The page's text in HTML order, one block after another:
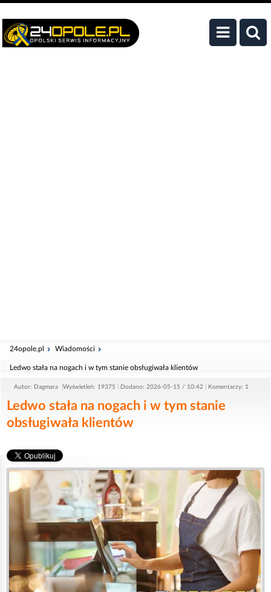
24opole.pl Wiadomości
Ledwo stała na nogach i w tym stanie obsługiwała klientów
Autor: Dagmara Wyświetleń: 19375 Dodano: 2026-05-15 / 10:42 Komentarzy: 1
Ledwo stała na nogach i w tym stanie
obsługiwała klientów